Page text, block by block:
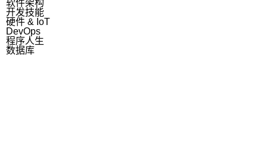
软件架构
开发技能
硬件 & IoT
DevOps
程序人生
数据库